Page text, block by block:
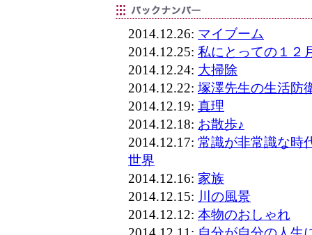
2014.12.26: マイブーム
2014.12.25: 私にとっての１２
2014.12.24: 大掃除
2014.12.22: 塚澤先生の生活防
2014.12.19: 真理
2014.12.18: お散歩♪
2014.12.17: 常識が非常識な
世界
2014.12.16: 家族
2014.12.15: 川の風景
2014.12.12: 本物のおしゃれ